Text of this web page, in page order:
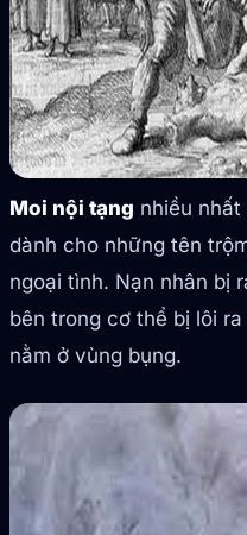
Moi nội tạng nhiều
dành cho những tên
ngoại tình. Nạn nhân bị
bên trong cơ thể bị lôi
nằm ở vùng bụng.